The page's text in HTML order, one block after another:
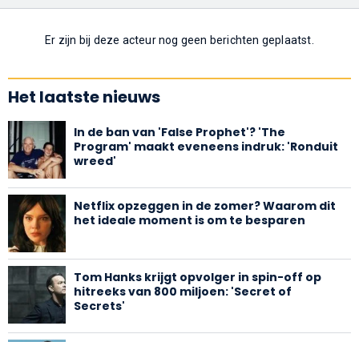
Er zijn bij deze acteur nog geen berichten geplaatst.
Het laatste nieuws
In de ban van 'False Prophet'? 'The
Program' maakt eveneens indruk: 'Ronduit
wreed'
Netflix opzeggen in de zomer? Waarom dit
het ideale moment is om te besparen
Tom Hanks krijgt opvolger in spin-off op
hitreeks van 800 miljoen: 'Secret of
Secrets'